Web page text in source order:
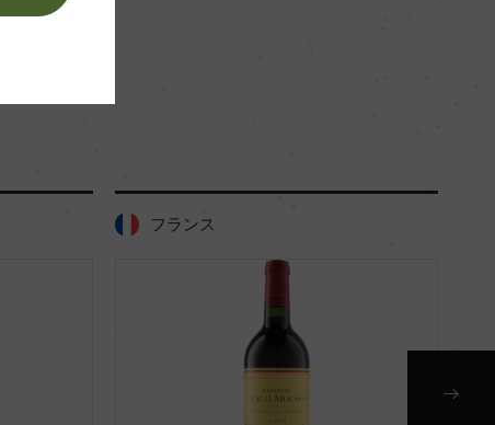
フランス